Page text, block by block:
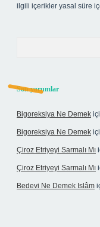
ilgili içerikler yasal süre
Son yorumlar
Bigoreksiya Ne Demek
Bigoreksiya Ne Demek
Çiroz Etriyeyi Sarmalı Mı
Çiroz Etriyeyi Sarmalı Mı
Bedevi Ne Demek Islâm